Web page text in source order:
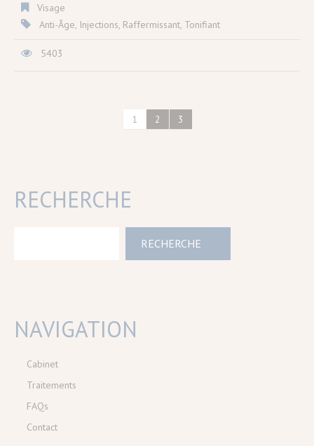
Visage
Anti-Âge Injections Raffermissant Tonifiant
5403
1 2 3
RECHERCHE
NAVIGATION
Cabinet
Traitements
FAQs
Contact